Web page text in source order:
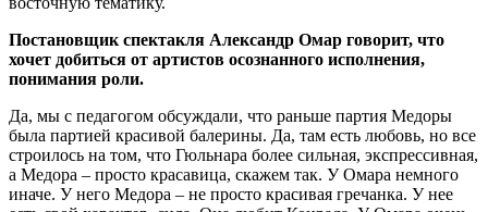
Постановщик спектакля Александр Омар говорит, что
хочет добиться от артистов осознанного исполнения,
понимания роли.
Да, мы с педагогом обсуждали, что раньше партия Медоры
была партией красивой балерины. Да, там есть любовь, но все
строилось на том, что Гюльнара более сильная, экспрессивная,
а Медора – просто красавица, скажем так. У Омара немного
иначе. У него Медора – не просто красивая гречанка. У нее